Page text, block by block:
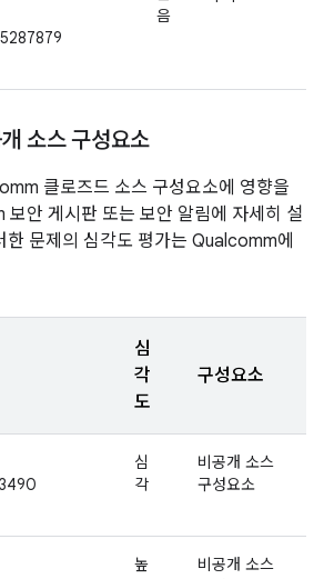
음
소스 구성요소
클로즈드 소스 구성요소에 영향을
안 게시판 또는 보안 알림에 자세히 설
한 문제의 심각도 평가는 Qualcomm에
심
각
도
구성요소
심
각
비공개 소스
구성요소
높
비공개 소스